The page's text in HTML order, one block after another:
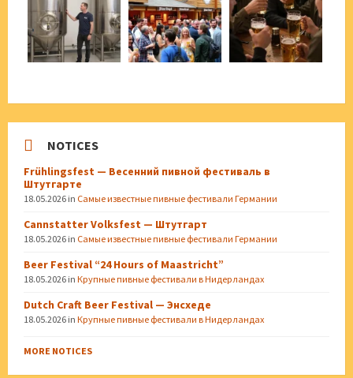
NOTICES
Frühlingsfest — Весенний пивной фестиваль в
Штутгарте
18.05.2026 in Самые известные пивные фестивали Германии
Cannstatter Volksfest — Штутгарт
18.05.2026 in Самые известные пивные фестивали Германии
Beer Festival “24 Hours of Maastricht”
18.05.2026 in Крупные пивные фестивали в Нидерландах
Dutch Craft Beer Festival — Энсхеде
18.05.2026 in Крупные пивные фестивали в Нидерландах
MORE NOTICES